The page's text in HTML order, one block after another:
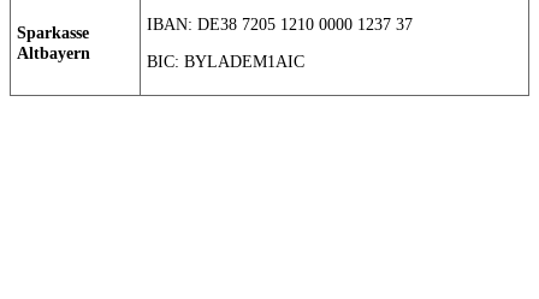
Sparkasse
Altbayern
IBAN: DE38 7205 1210 0000 1237 37
BIC: BYLADEM1AIC